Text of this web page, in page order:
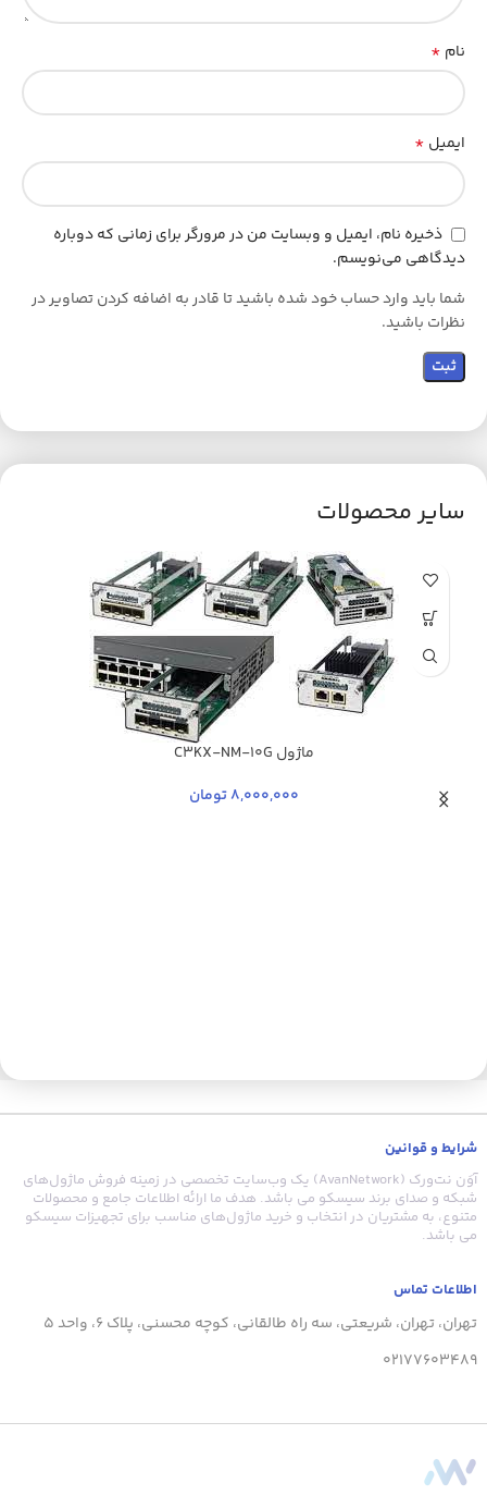
نام *
ایمیل *
ذخیره نام، ایمیل و وبسایت من در مرورگر برای زمانی که دوباره
دیدگاهی می‌نویسم.
شما باید وارد حساب خود شده باشید تا قادر به اضافه کردن تصاویر در
نظرات باشید.
سایر محصولات
ماژول C3KX-NM-10G
8,000,000 تومان
شرایط و قوانین
آوَن نت‌ورک (AvanNetwork) یک وب‌سایت تخصصی در زمینه فروش ماژول‌های
شبکه و صدای برند سیسکو می باشد. هدف ما ارائه اطلاعات جامع و محصولات
متنوع، به مشتریان در انتخاب و خرید ماژول‌های مناسب برای تجهیزات سیسکو
می باشد.
اطلاعات تماس
تهران، تهران، شریعتی، سه راه طالقانی، کوچه محسنی، پلاک 6، واحد 5
02177603489